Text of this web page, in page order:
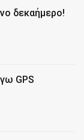
δεκαήμερο!
GPS